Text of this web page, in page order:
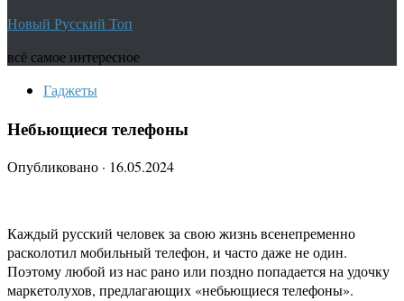
Новый Русский Топ
всё самое интересное
Гаджеты
Небьющиеся телефоны
Опубликовано · 16.05.2024
Каждый русский человек за свою жизнь всенепременно
расколотил мобильный телефон, и часто даже не один.
Поэтому любой из нас рано или поздно попадается на удочку
маркетолухов, предлагающих «небьющиеся телефоны».